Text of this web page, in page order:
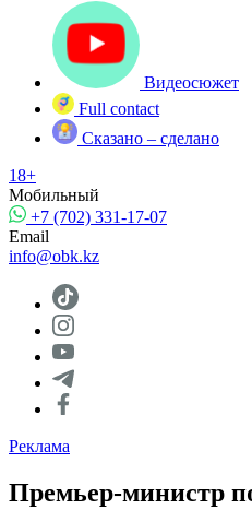
Видеосюжет
Full contact
Сказано – сделано
18+
Мобильный
+7 (702) 331-17-07
Email
info@obk.kz
Реклама
Премьер-министр